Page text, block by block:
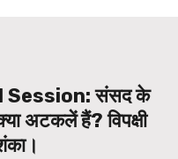
Session: संसद के
अटकलें हैं? विपक्षी